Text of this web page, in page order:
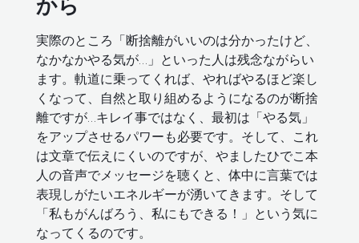
実際のところ「断捨離がいいのは分かったけど、
なかなかやる気が…」といった人は残念ながらい
ます。軌道に乗ってくれば、やればやるほど楽し
くなって、自然と取り組めるようになるのが断捨
離ですが…キレイ事ではなく、最初は「やる気」
をアップさせるパワーも必要です。そして、これ
は文章で伝えにくいのですが、やましたひでこ本
人の音声でメッセージを聴くと、体中に言葉では
表現しがたいエネルギーが湧いてきます。そして
「私もがんばろう、私にもできる！」という気に
なってくるのです。